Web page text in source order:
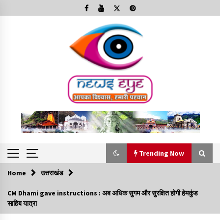
to
Trending Now
Trending Now
कार्यक्रम में शामिल हुए सीएम,आधुनिक मदरसों का नाम अब्दुल कलाम के नाम
Home उत्तराखंड
CM Dhami gave instructions : अब अधिक सुगम और सुरक्षित होगी हेमकुंड
साहिब यात्रा